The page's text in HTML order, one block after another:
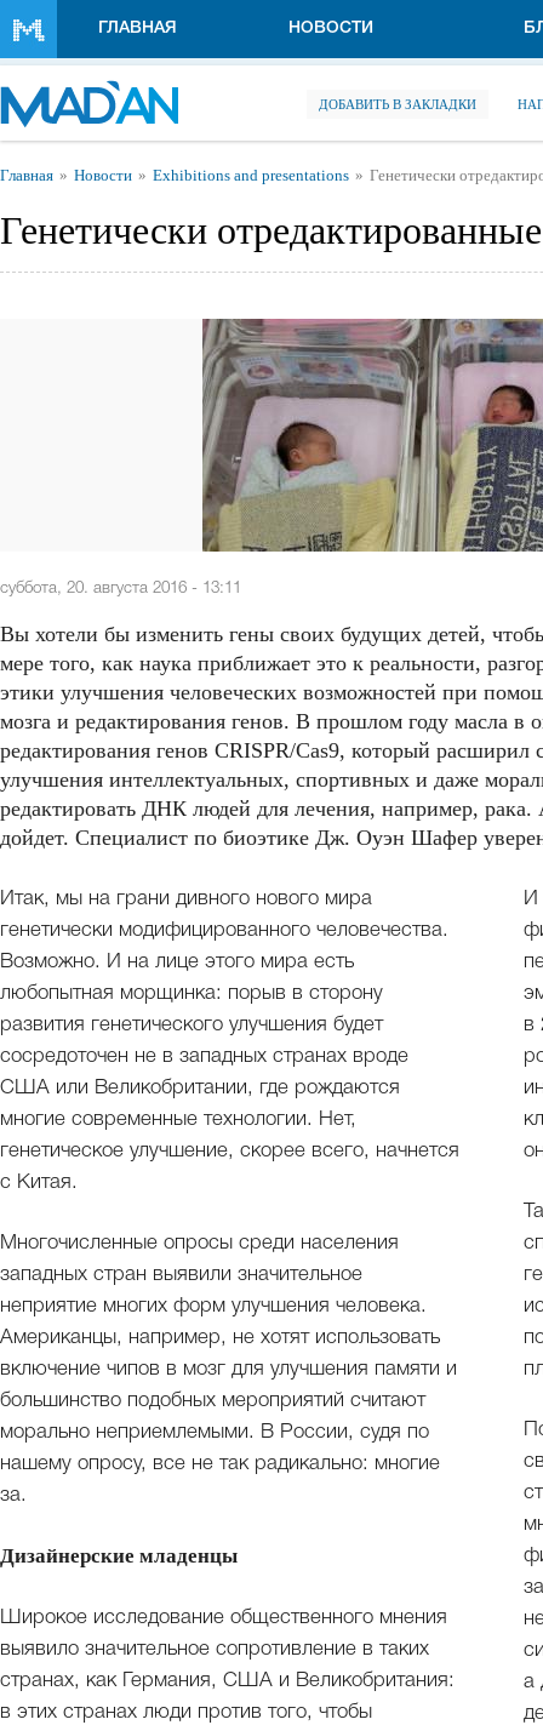
ГЛАВНАЯ НОВОСТИ
ДОБАВИТЬ В ЗАКЛАДКИ
Вы здесь
Главная Новости Exhibitions and presentations Генетически
Генетически
суббота, 20. августа 2016 - 13:11
Вы хотели бы изменить гены своих будущих детей,
мере того, как наука приближает это к реальности,
этики улучшения человеческих возможностей при
мозга и редактирования генов. В прошлом году масла в
редактирования генов CRISPR/Cas9, который
улучшения интеллектуальных, спортивных и даже
редактировать ДНК людей для лечения, например,
дойдет. Специалист по биоэтике Дж. Оуэн Шафер
Итак, мы на грани дивного нового мира
генетически модифицированного человечества.
Возможно. И на лице этого мира есть
любопытная морщинка: порыв в сторону
развития генетического улучшения будет
сосредоточен не в западных странах вроде
США или Великобритании, где рождаются
многие современные технологии. Нет,
генетическое улучшение, скорее всего, начнется
с Китая.
Многочисленные опросы среди населения
западных стран выявили значительное
неприятие многих форм улучшения человека.
Американцы, например, не хотят использовать
включение чипов в мозг для улучшения памяти и
большинство подобных мероприятий считают
морально неприемлемыми. В России, судя по
нашему опросу, все не так радикально: многие
за.
Дизайнерские младенцы
Широкое исследование общественного мнения
выявило значительное сопротивление в таких
странах, как Германия, США и Великобритания:
в этих странах люди против того, чтобы
И
в
а